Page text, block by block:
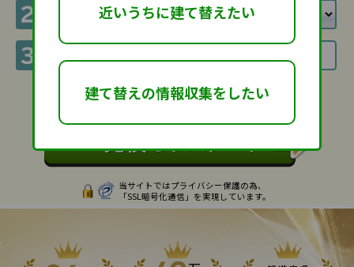
利用規約に同意して
近いうちに建て替えたい
建て替えの情報収集をしたい
当サイトではプライバシー保護の為、
「SSL暗号化通信」を実現しています。